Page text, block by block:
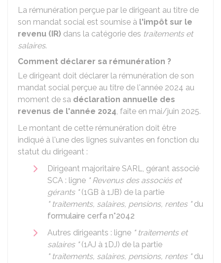
La rémunération perçue par le dirigeant au titre de
son mandat social est soumise à l'impôt sur le
revenu (IR) dans la catégorie des traitements et
salaires.
Comment déclarer sa rémunération ?
Le dirigeant doit déclarer la rémunération de son
mandat social perçue au titre de l'année 2024 au
moment de sa déclaration annuelle des
revenus de l'année 2024, faite en mai/juin 2025.
Le montant de cette rémunération doit être
indiqué à l'une des lignes suivantes en fonction du
statut du dirigeant :
Dirigeant majoritaire SARL, gérant associé
SCA : ligne " Revenus des associés et
gérants "(1GB à 1JB) de la partie
" traitements, salaires, pensions, rentes "du
formulaire cerfa n°2042
Autres dirigeants : ligne " traitements et
salaires "(1AJ à 1DJ) de la partie
" traitements, salaires, pensions, rentes "du